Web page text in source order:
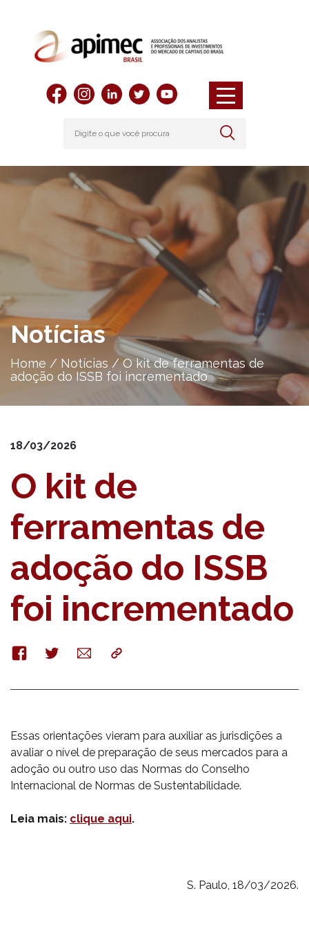
Notícias
Home / Notícias /O kit de ferramentas de
adoção do ISSB foi incrementado
18/03/2026
O kit de
ferramentas de
adoção do ISSB
foi incrementado
FacebookTwitterE-
mail
Copy
Essas orientações vieram para auxiliar as jurisdições a
avaliar o nível de preparação de seus mercados para a
adoção ou outro uso das Normas do Conselho
Internacional de Normas de Sustentabilidade.
Leia mais: clique aqui.
S. Paulo, 18/03/2026.